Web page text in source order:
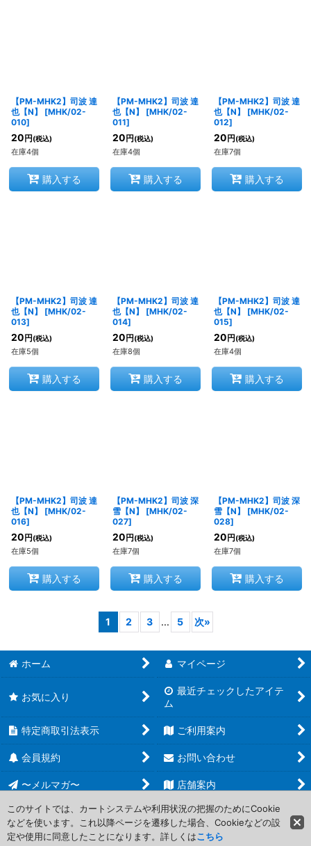
【PM-MHK2】司波 達
也【N】
[MHK/02-
010]
20 円 (税込)
在庫4個
購入する
【PM-MHK2】司波 達
也【N】
[MHK/02-
011]
20 円 (税込)
在庫4個
購入する
【PM-MHK2】司波 達
也【N】
[MHK/02-
012]
20 円 (税込)
在庫7個
購入する
【PM-MHK2】司波 達
也【N】
[MHK/02-
013]
20 円 (税込)
在庫5個
購入する
【PM-MHK2】司波 達
也【N】
[MHK/02-
014]
20 円 (税込)
在庫8個
購入する
【PM-MHK2】司波 達
也【N】
[MHK/02-
015]
20 円 (税込)
在庫4個
購入する
【PM-MHK2】司波 達
也【N】
[MHK/02-
016]
20 円 (税込)
在庫5個
購入する
【PM-MHK2】司波 深
雪【N】
[MHK/02-
027]
20 円 (税込)
在庫7個
購入する
【PM-MHK2】司波 深
雪【N】
[MHK/02-
028]
20 円 (税込)
在庫7個
購入する
1 2 3 ... 5 次»
ホーム マイページ
お気に入り
最近チェックしたアイテ
ム
特定商取引法表示 ご利用案内
会員規約 お問い合わせ
〜メルマガ〜 店舗案内
Copyright (C) 2006-2017 PROJECT CORE Corporation. All Rights
Reserved.
このサイトでは、カートシステムや利用状況の把握のためにCookie
などを使います。これ以降ページを遷移した場合、Cookieなどの設
定や使用に同意したことになります。詳しくはこちら